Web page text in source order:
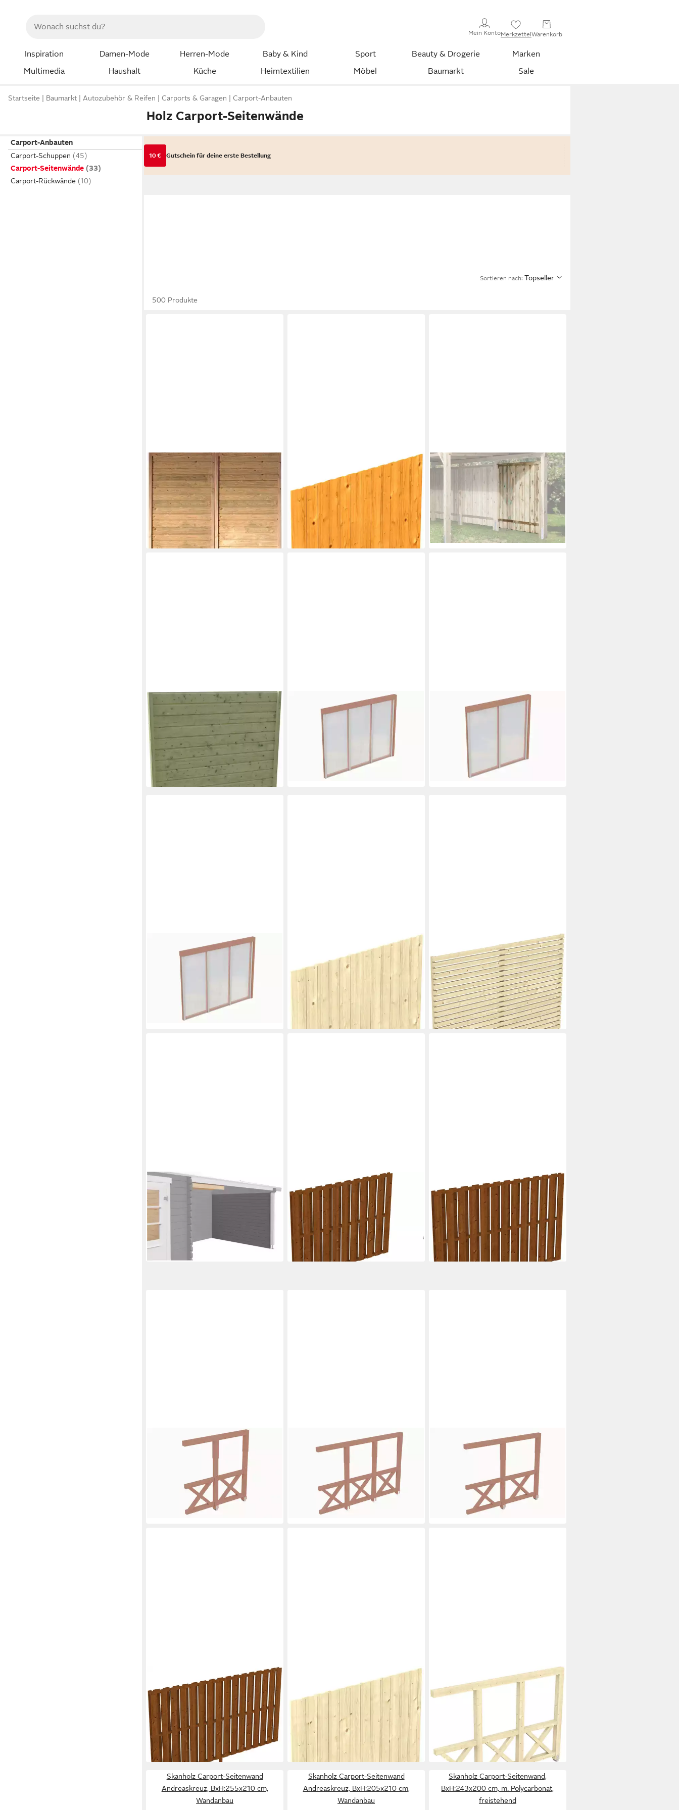
Mein KontoMerkzettelWarenkorb
Inspiration Damen-Mode Herren-Mode Baby & Kind Sport Beauty & Drogerie
Marken
Multimedia
Haushalt Küche Heimtextilien Möbel Baumarkt Sale
Startseite Baumarkt Autozubehör & Reifen Carports & Garagen Carport-Anbauten
Holz Carport-Seitenwände
Carport-Anbauten
Carport-Schuppen
Carport-Seitenwände
Carport-Rückwände
10 € Gutschein für deine erste Bestellung
Sortieren nach: Topseller
500 Produkte
KARIBU
Carport-Seitenwand, BxH:180x200
cm, für Carport »Eco 2«/»Eco 3«
249,99 €
lieferbar in 3 Wochen
Carport-Seitenwand, BxH:230x180
cm, aus Deckelschalung 20x120mm
483,88 €
UVP 525,00 €
-8%
lieferbar in 3 Wochen
WEKA
Carport-Seitenwand, BxH:180x181
299,99 €
329,99 €
-9%
lieferbar in 5 Wochen
SKANHOLZ
Carport-Seitenwand, BxH:141x200
cm, aus Profilschalung
170,48 € UVP185,00 €
-8%
lieferbar in 3 Wochen
Carport-Seitenwand, BxH:255x200
cm, m. Polycarbonatplatten
653,46 €
lieferbar in 3 Wochen
Carport-Seitenwand, BxH:205x200
520,74 €
lieferbar in 3 Wochen
Carport-Seitenwand, BxH:305x200
cm, m. Polycarbonatplatten
686,63 €
lieferbar in 3 Wochen
Carport-Seitenwand, BxH:230x180
cm, aus Deckelschalung 20x120mm
373,27 €
UVP 405,00 €
-8%
lieferbar in 3 Wochen
Carport-Seitenwand Rhombus,
BxH:230x160 cm
354,78 € UVP385,00 €
-8%
lieferbar in 3 Wochen
+1
LASITA MAJA
Carport-Seitenwand,
BxH:282,2x182,4 cm, für Haus
Tampa, St. Louis, Novia Plus, Jelle
1.067,99 €
lieferbar in 10 Wochen
SKANHOLZ
Carport-Seitenwand Deckelschalung,
BxH:205x160 cm
502,30 €
UVP 545,00 €
-8%
lieferbar in 3 Wochen
Carport-Seitenwand Deckelschalung,
BxH:255x160 cm
579,72 €
UVP
-8%
lieferbar in 3 Wochen
SKANHOLZ
Carport-Seitenwand Andreaskreuz,
959,00 €
lieferbar in 3 Wochen
Carport-Seitenwand Andreaskreuz,
BxH:305x210 cm
1.345,00 €
lieferbar in 3 Wochen
Carport-Seitenwand Andreaskreuz,
lieferbar in 3 Wochen
Carport-Seitenwand Deckelschalung,
BxH:305x160 cm
764,05 €
UVP
-8%
lieferbar in 3 Wochen
Carport-Seitenwand, BxH:230x220
cm, aus Deckelschalung 20x120mm
-8%
lieferbar in 3 Wochen
Carport-Seitenwand Andreaskreuz,
BxH:305x210 cm, Wandanbau
lieferbar in 3 Wochen
+1
Skanholz Carport-Seitenwand
Andreaskreuz, BxH:255x210 cm,
Wandanbau
Skanholz Carport-Seitenwand
Andreaskreuz, BxH:205x210 cm,
Wandanbau
Skanholz Carport-Seitenwand,
BxH:243x200 cm, m. Polycarbonat,
freistehend